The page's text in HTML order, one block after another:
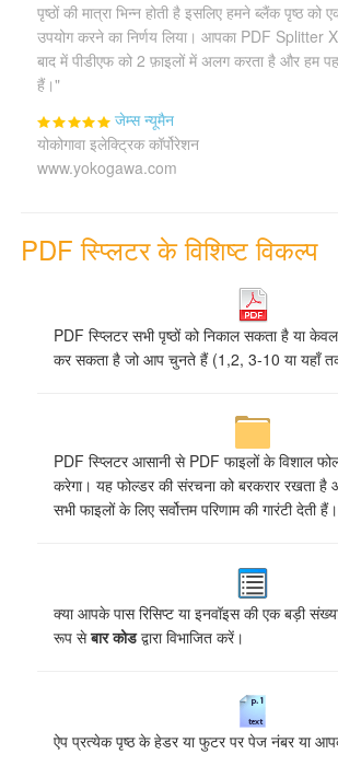
पृष्ठों की मात्रा भिन्न होती है इसलिए हमने ब्लैंक पृष्ठ
उपयोग करने का निर्णय लिया। आपका PDF Splitter
बाद में पीडीएफ को 2 फ़ाइलों में अलग करता है और हम
हैं।"
जेम्स न्यूमैन
योकोगावा इलेक्ट्रिक कॉर्पोरेशन
www.yokogawa.com
PDF स्प्लिटर के विशिष्ट विकल्प
PDF स्प्लिटर सभी पृष्ठों को निकाल सकता है या
कर सकता है जो आप चुनते हैं (1,2, 3-10 या यहाँ
PDF स्प्लिटर आसानी से PDF फाइलों के विशाल
करेगा। यह फोल्डर की संरचना को बरकरार रखता है
सभी फाइलों के लिए सर्वोत्तम परिणाम की गारंटी देती हैं।
क्या आपके पास रिसिप्ट या इनवॉइस की एक बड़ी
रूप सेबार कोडद्वारा विभाजित करें।
ऐप प्रत्येक पृष्ठ के हेडर या फुटर पर पेज नंबर या